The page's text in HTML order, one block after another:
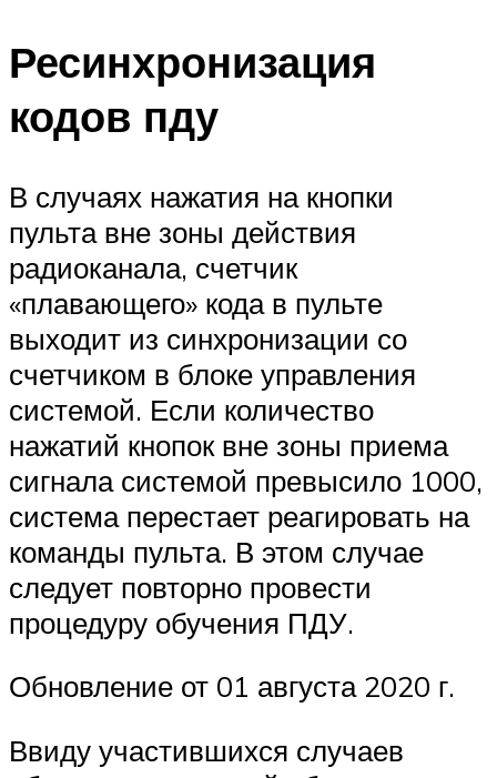
Ресинхронизация
кодов пду
В случаях нажатия на кнопки
пульта вне зоны действия
радиоканала, счетчик
«плавающего» кода в пульте
выходит из синхронизации со
счетчиком в блоке управления
системой. Если количество
нажатий кнопок вне зоны приема
сигнала системой превысило 1000,
система перестает реагировать на
команды пульта. В этом случае
следует повторно провести
процедуру обучения ПДУ.
Обновление от 01 августа 2020 г.
Ввиду участившихся случаев